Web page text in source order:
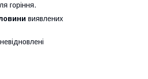
горіння.
виявлених